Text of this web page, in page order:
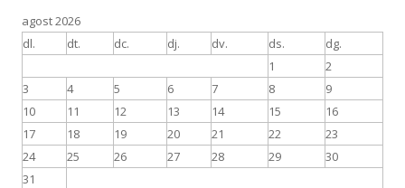
agost 2026
dl.
dt. dc. dj. dv. ds. dg.
1
2
3
4 5 6 7 8
9
10
11 12 13 14 15
16
17
18 19 20 21 22
23
24
25 26 27 28 29
30
31